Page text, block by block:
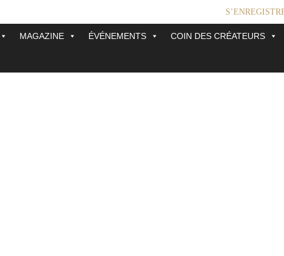
MAGAZINE ÉVÉNEMENTS COIN DES CRÉATEURS